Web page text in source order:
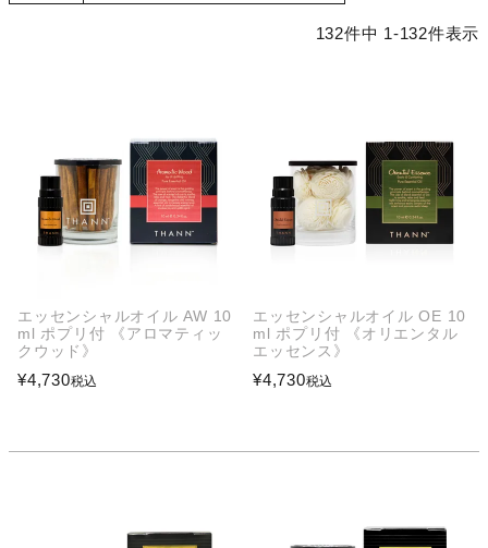
132件中 1-132件表示
エッセンシャルオイル AW 10
ml ポプリ付 《アロマティッ
クウッド》
¥4,730税込
エッセンシャルオイル OE 10
ml ポプリ付 《オリエンタル
エッセンス》
¥4,730税込